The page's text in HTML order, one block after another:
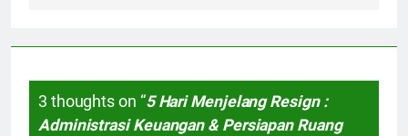
3 thoughts on “5 Hari Menjelang Resign :
Administrasi Keuangan & Persiapan Ruang